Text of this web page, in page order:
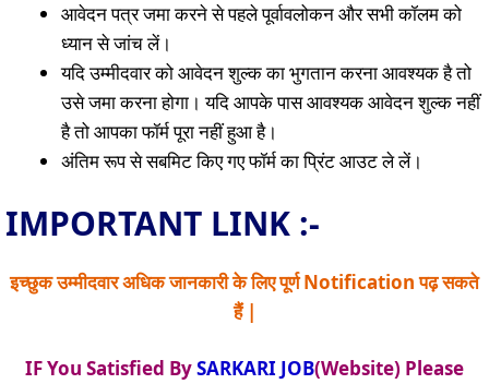
आवेदन पत्र जमा करने से पहले पूर्वावलोकन और सभी कॉलम को
ध्यान से जांच लें।
यदि उम्मीदवार को आवेदन शुल्क का भुगतान करना आवश्यक है तो
उसे जमा करना होगा। यदि आपके पास आवश्यक आवेदन शुल्क नहीं
है तो आपका फॉर्म पूरा नहीं हुआ है।
अंतिम रूप से सबमिट किए गए फॉर्म का प्रिंट आउट ले लें।
IMPORTANT LINK :-
इच्छुक उम्मीदवार अधिक जानकारी के लिए पूर्ण Notification पढ़ सकते
हैं |
IF You Satisfied BySARKARI JOB(Website) Please